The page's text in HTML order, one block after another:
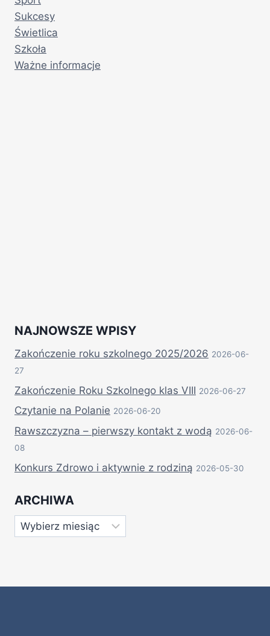
Sukcesy
Świetlica
Szkoła
Ważne informacje
NAJNOWSZE WPISY
Zakończenie roku szkolnego 2025/2026 2026-06-
27
Zakończenie Roku Szkolnego klas VIII 2026-06-27
Czytanie na Polanie 2026-06-20
Rawszczyzna – pierwszy kontakt z wodą 2026-06-
08
Konkurs Zdrowo i aktywnie z rodziną 2026-05-30
ARCHIWA